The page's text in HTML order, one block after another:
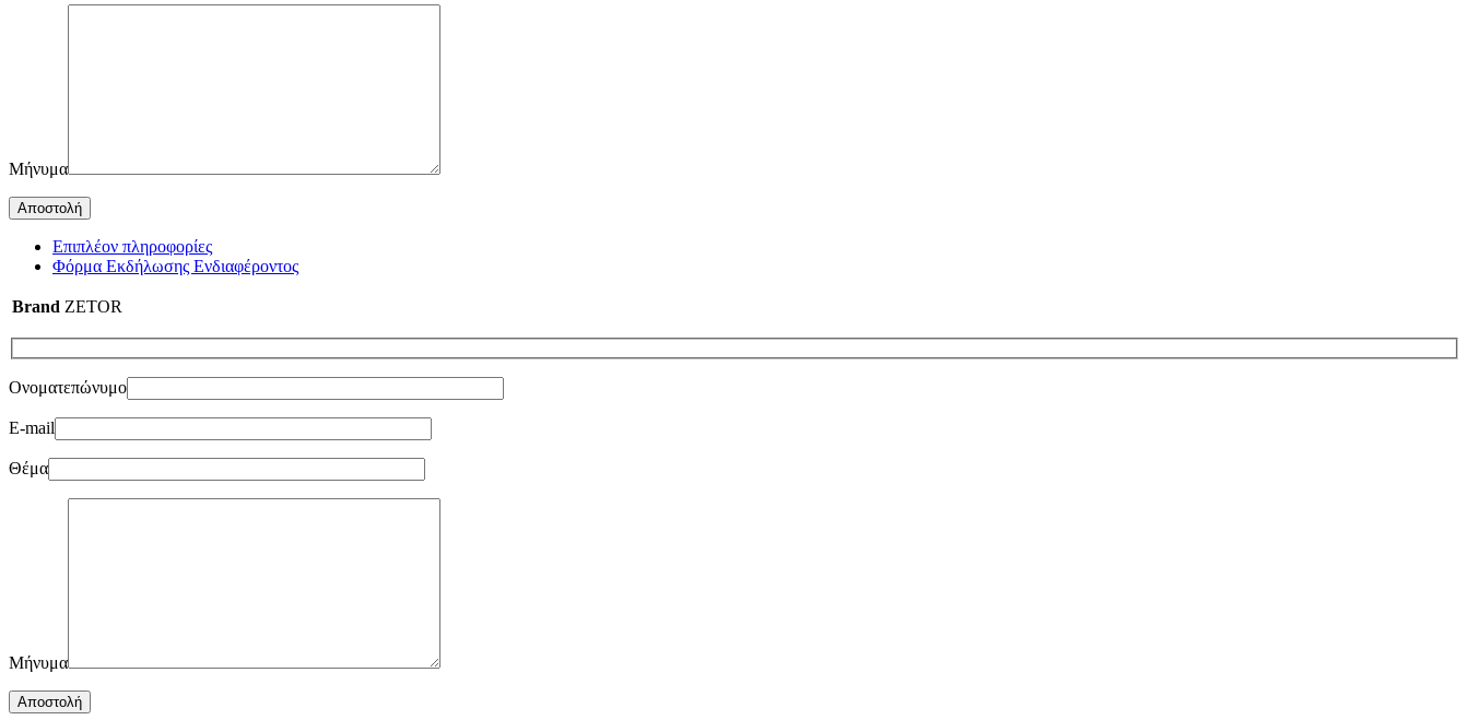
Μήνυμα
Επιπλέον πληροφορίες
Φόρμα Εκδήλωσης Ενδιαφέροντος
Brand ZETOR
Ονοματεπώνυμο
E-mail
Θέμα
Μήνυμα